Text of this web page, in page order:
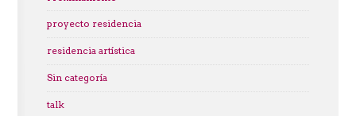
proyecto residencia
residencia artística
Sin categoría
talk